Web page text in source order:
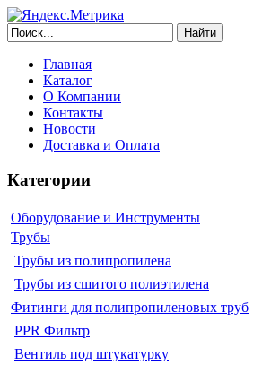
Найти
Главная
Каталог
О Компании
Контакты
Новости
Доставка и Оплата
Категории
Оборудование и Инструменты
Трубы
Трубы из полипропилена
Трубы из сшитого полиэтилена
Фитинги для полипропиленовых труб
PPR Фильтр
Вентиль под штукатурку